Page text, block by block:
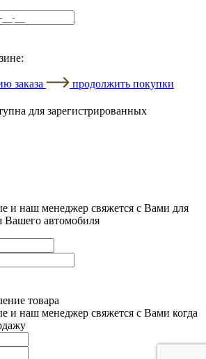
заказа
продолжить покупки
для зарегистрированных
и наш менеджер свяжется с Вами для
Вашего автомобиля
товара
и наш менеджер свяжется с Вами когда